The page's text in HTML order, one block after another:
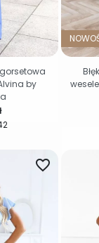
by
favorite_border